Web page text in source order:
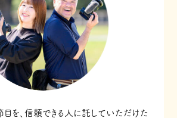
を、信頼できる人に託していただけた